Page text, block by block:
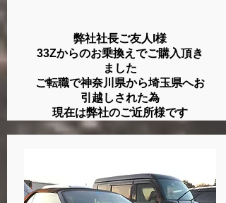
弊社社長ご友人I様
33Zからのお乗換えでご購入頂き
ました
ご転職で神奈川県から埼玉県へお
引越しされた為
​現在は弊社のご近所様です